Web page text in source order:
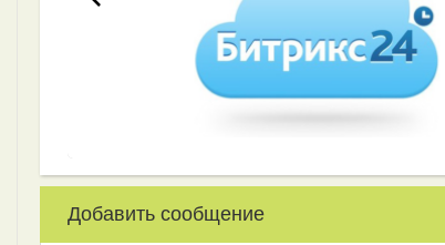
Добавить сообщение